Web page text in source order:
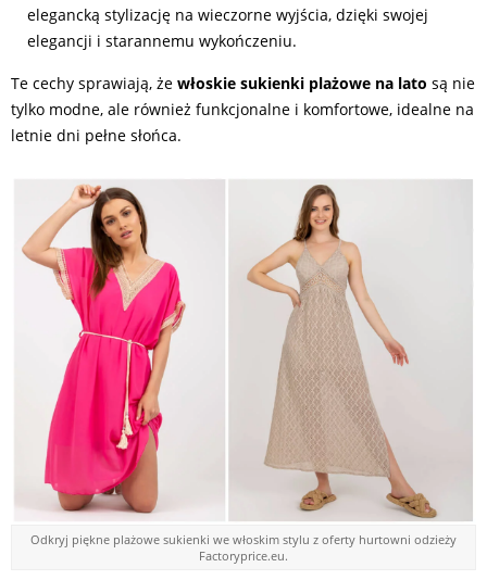
elegancką stylizację na wieczorne wyjścia, dzięki swojej
elegancji i starannemu wykończeniu.
Te cechy sprawiają, że włoskie sukienki plażowe na lato są nie
tylko modne, ale również funkcjonalne i komfortowe, idealne na
letnie dni pełne słońca.
Odkryj piękne plażowe sukienki we włoskim stylu z oferty hurtowni odzieży
Factoryprice.eu.